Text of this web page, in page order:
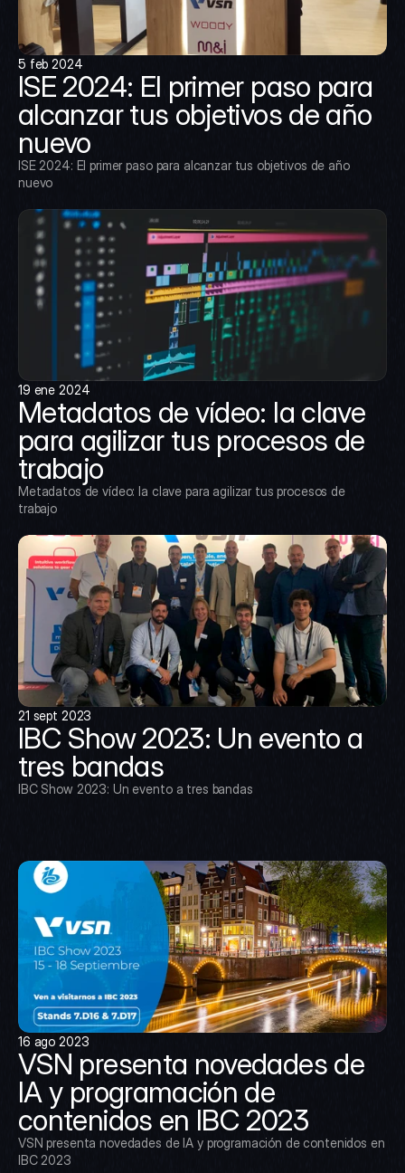
5 feb 2024
ISE 2024: El primer paso para
alcanzar tus objetivos de año
nuevo
ISE 2024: El primer paso para alcanzar tus objetivos de año
nuevo
19 ene 2024
Metadatos de vídeo: la clave
para agilizar tus procesos de
trabajo
Metadatos de vídeo: la clave para agilizar tus procesos de
trabajo
21 sept 2023
IBC Show 2023: Un evento a
tres bandas
IBC Show 2023: Un evento a tres bandas
16 ago 2023
VSN presenta novedades de
IA y programación de
contenidos en IBC 2023
VSN presenta novedades de IA y programación de contenidos en
IBC 2023